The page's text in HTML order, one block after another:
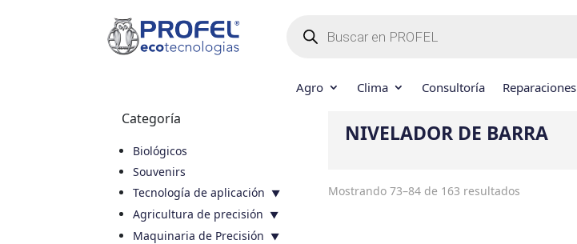
productos
Agro Clima Consultoría Reparaciones
Categoría
Biológicos
Souvenirs
Tecnología de aplicación
Agricultura de precisión
Maquinaria de Precisión
NIVELADOR DE BARRA
Mostrando 73–84 de 163 resultados